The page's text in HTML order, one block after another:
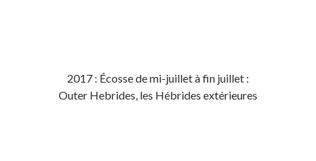
2017 : Écosse de mi-juillet à fin juillet :
Outer Hebrides, les Hébrides extérieures